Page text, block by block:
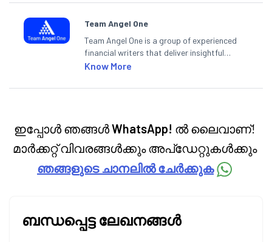
Team Angel One
Team Angel One is a group of experienced
financial writers that deliver insightful
articles on the stock market, IPO, economy,
categories.
Know More
ഇപ്പോൾ ഞങ്ങൾWhatsApp! ൽ ലൈവാണ്!
മാർക്കറ്റ് വിവരങ്ങൾക്കും അപ്‌ഡേറ്റുകൾക്കും
ഞങ്ങളുടെ ചാനലിൽ ചേർക്കുക
ബന്ധപ്പെട്ട ലേഖനങ്ങൾ